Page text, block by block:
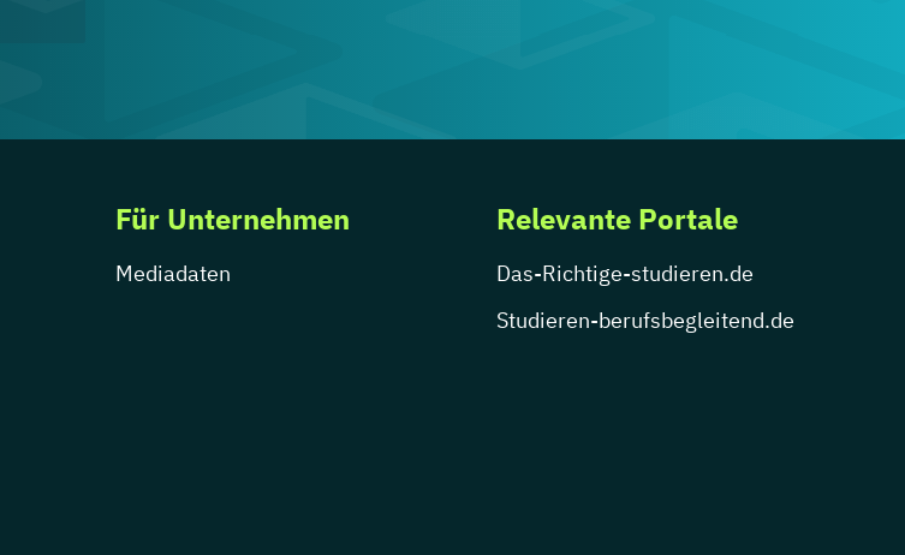
Für Unternehmen
Mediadaten
Relevante Portale
Das-Richtige-studieren.de
Studieren-berufsbegleitend.de